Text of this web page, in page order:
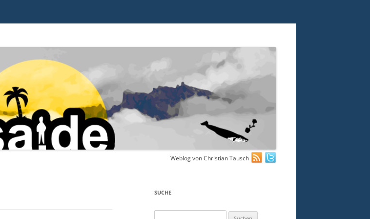
Weblog von Christian Tausch
SUCHE